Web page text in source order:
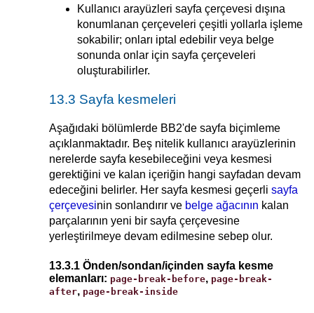
Kullanıcı arayüzleri sayfa çerçevesi dışına
konumlanan çerçeveleri çeşitli yollarla işleme
sokabilir; onları iptal edebilir veya belge
sonunda onlar için sayfa çerçeveleri
oluşturabilirler.
13.3 Sayfa kesmeleri
Aşağıdaki bölümlerde BB2'de sayfa biçimleme
açıklanmaktadır. Beş nitelik kullanıcı arayüzlerinin
nerelerde sayfa kesebileceğini veya kesmesi
gerektiğini ve kalan içeriğin hangi sayfadan devam
edeceğini belirler. Her sayfa kesmesi geçerli sayfa
çerçevesinin sonlandırır ve belge ağacının kalan
parçalarının yeni bir sayfa çerçevesine
yerleştirilmeye devam edilmesine sebep olur.
13.3.1 Önden/sondan/içinden sayfa kesme
elemanları: page-break-before, page-break-
after, page-break-inside